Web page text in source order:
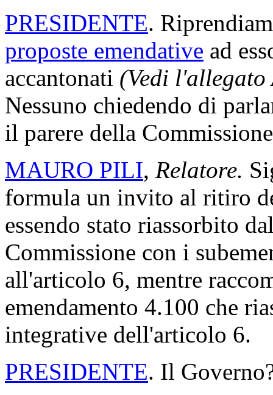
PRESIDENTE.
proposte emendative ad
accantonati (Vedi
Nessuno chiedendo di
il parere della
MAURO PILI, Relatore.
formula un invito al ritiro
essendo stato riassorbito
Commissione con i
all'articolo 6, mentre
emendamento 4.100 che
integrative dell'articolo 6.
PRESIDENTE. Il